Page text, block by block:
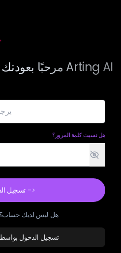
مرحبًا بعودتك - سجّل الدخول إلى Arting AI
هل نسيت كلمة المرور؟
تسجيل ->
هل ليس لديك حساب؟
تسجيل الدخول